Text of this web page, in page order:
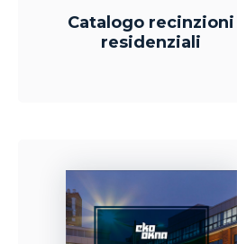
Catalogo recinzioni
residenziali